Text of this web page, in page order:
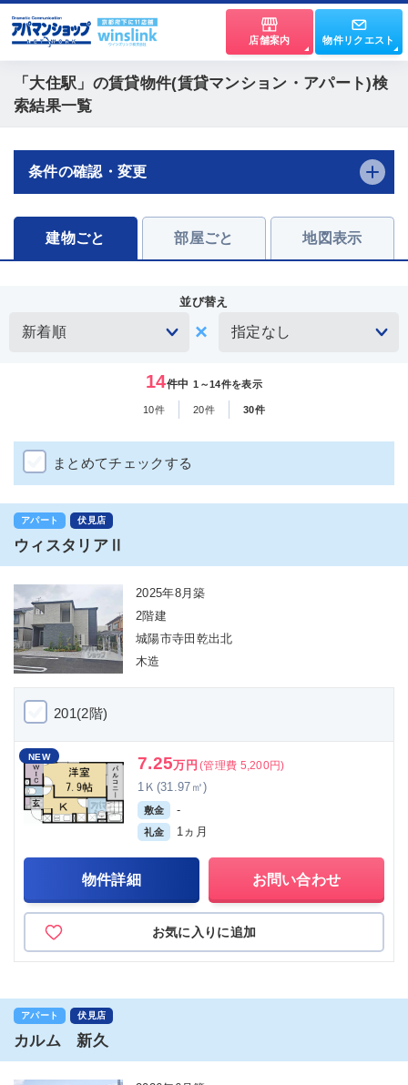
店舗案内 物件リクエスト
「大住駅」 の賃貸物件(賃貸マンション・アパート)検
索結果一覧
条件の確認・変更
建物ごと 部屋ごと 地図表示
並び替え
14件中 1～14件を表示
10件 20件 30件
まとめてチェックする
アパート 伏見店
ウィスタリアⅡ
2025年8月築
2階建
城陽市寺田乾出北
木造
201(2階)
NEW 7.25万円 (管理費 5,200円)
1Ｋ(31.97㎡)
敷金 -
礼金 1ヵ月
物件詳細 お問い合わせ
お気に入りに追加
アパート 伏見店
カルム 新久